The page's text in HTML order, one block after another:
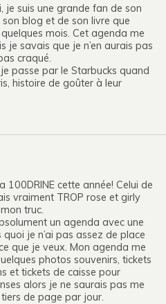
je suis une grande fan de son
blog et de son livre que
mois. Cet agenda me
je savais que je n’en aurais pas
craqué.
passe par le Starbucks quand
histoire de goûter à leur
100DRINE cette année! Celui de
vraiment TROP rose et girly
truc.
un agenda avec une
je n’ai pas assez de place
que je veux. Mon agenda me
photos souvenirs, tickets
et tickets de caisse pour
alors je ne saurais pas me
de page par jour.